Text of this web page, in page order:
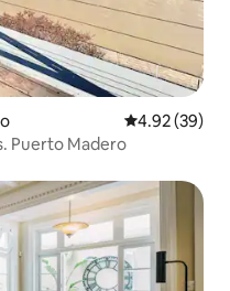
Calificación
4.92 (39)
Puerto Madero